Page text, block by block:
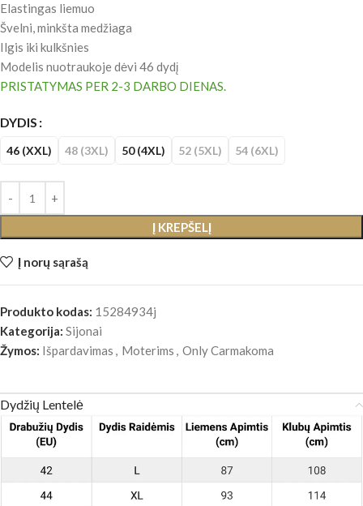
Elastingas liemuo
Švelni, minkšta medžiaga
Ilgis iki kulkšnies
Modelis nuotraukoje dėvi 46 dydį
PRISTATYMAS PER 2-3 DARBO DIENAS.
DYDIS
46 (XXL) 48 (3XL) 50 (4XL) 52 (5XL) 54 (6XL)
Į KREPŠELĮ
Į norų sąrašą
Produkto kodas: 15284934j
Kategorija: Sijonai
Žymos: Išpardavimas , Moterims , Only Carmakoma
Dydžių Lentelė